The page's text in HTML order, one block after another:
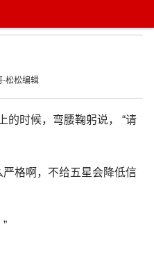
-松松编辑
的时候，弯腰鞠躬说， “请
严格啊，不给五星会降低信